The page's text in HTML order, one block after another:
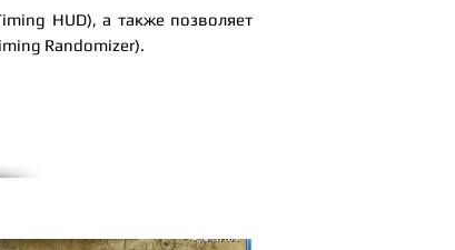
HUD), а также позволяет
Randomizer).